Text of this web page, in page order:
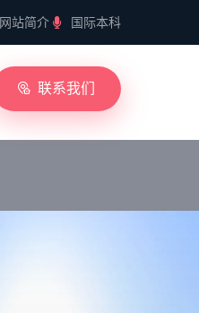
网站简介 国际本科
联系我们